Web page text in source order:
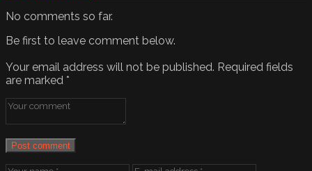
No comments so far.
Be first to leave comment below.
Your email address will not be published. Required fields
are marked *
Post comment